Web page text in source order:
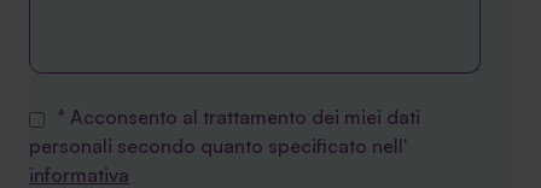
* Acconsento al trattamento dei miei dati
personali secondo quanto specificato nell'
informativa